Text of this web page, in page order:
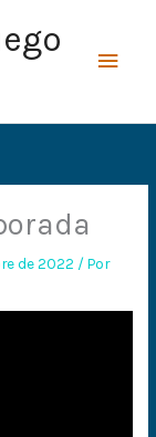
de 2022 / Por